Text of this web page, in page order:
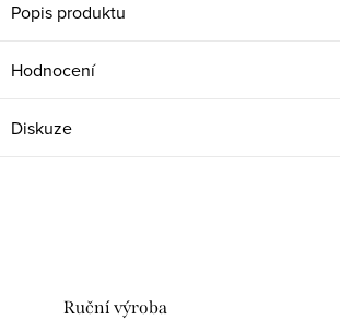
Popis produktu
Hodnocení
Diskuze
Ruční výroba